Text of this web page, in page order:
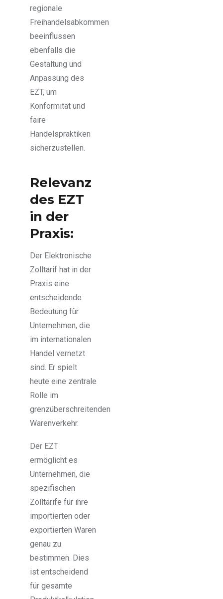
regionale
Freihandelsabkommen
beeinflussen
ebenfalls die
Gestaltung und
Anpassung des
EZT, um
Konformität und
faire
Handelspraktiken
sicherzustellen.
Relevanz
des EZT
in der
Praxis:
Der Elektronische
Zolltarif hat in der
Praxis eine
entscheidende
Bedeutung für
Unternehmen, die
im internationalen
Handel vernetzt
sind. Er spielt
heute eine zentrale
Rolle im
grenzüberschreitenden
Warenverkehr.
Der EZT
ermöglicht es
Unternehmen, die
spezifischen
Zolltarife für ihre
importierten oder
exportierten Waren
genau zu
bestimmen. Dies
ist entscheidend
für gesamte